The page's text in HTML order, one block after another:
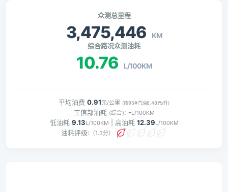
众测总里程
3,475,446 KM
综合路况众测油耗
10.76 L/100KM
平均油费 0.91元/公里 (按95#汽油8.48元/升)
工信部油耗 (综合): -L/100KM
低油耗 9.13L/100KM | 高油耗 12.39L/100KM
油耗评级: （1.3分）